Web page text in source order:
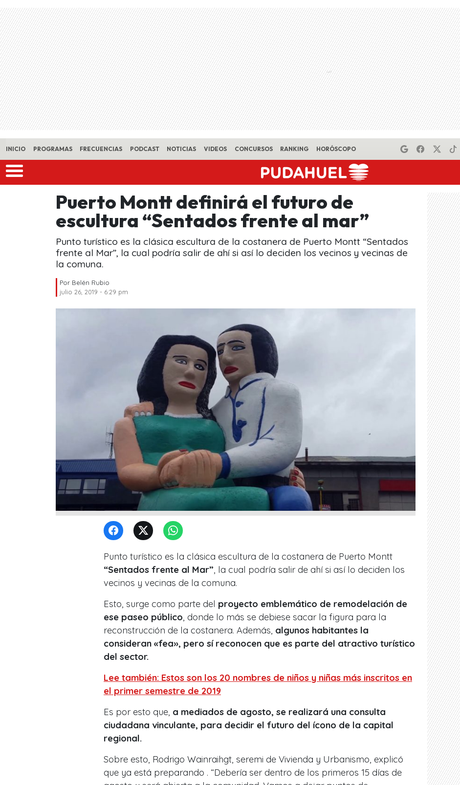
Skip to main content
INICIO PROGRAMAS FRECUENCIAS PODCAST NOTICIAS VIDEOS CONCURSOS RANKING HORÓSCOPO
Puerto Montt definirá el futuro de
escultura “Sentados frente al mar”
Punto turístico es la clásica escultura de la costanera de Puerto Montt “Sentados
frente al Mar”, la cual podría salir de ahí si así lo deciden los vecinos y vecinas de
la comuna.
Por Belén Rubio
julio 26, 2019 - 6:29 pm
Punto turístico es la clásica escultura de la costanera de Puerto Montt
“Sentados frente al Mar” , la cual podría salir de ahí si así lo deciden los
vecinos y vecinas de la comuna.
Esto, surge como parte del proyecto emblemático de remodelación de
ese paseo público , donde lo más se debiese sacar la figura para la
reconstrucción de la costanera. Además, algunos habitantes la
consideran «fea», pero sí reconocen que es parte del atractivo turístico
del sector.
Lee también: Estos son los 20 nombres de niños y niñas más inscritos en
el primer semestre de 2019
Es por esto que, a mediados de agosto, se realizará una consulta
ciudadana vinculante, para decidir el futuro del ícono de la capital
regional.
Sobre esto, Rodrigo Wainraihgt, seremi de Vivienda y Urbanismo, explicó
que ya está preparando . “Debería ser dentro de los primeros 15 días de